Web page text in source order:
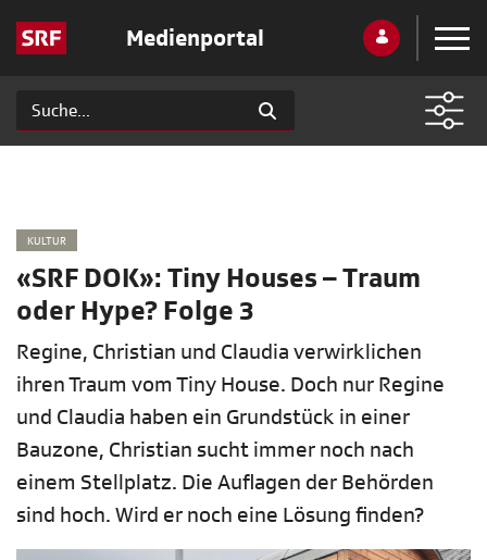
Medienportal
KULTUR
«SRF DOK»: Tiny Houses – Traum
oder Hype? Folge 3
Regine, Christian und Claudia verwirklichen
ihren Traum vom Tiny House. Doch nur Regine
und Claudia haben ein Grundstück in einer
Bauzone, Christian sucht immer noch nach
einem Stellplatz. Die Auflagen der Behörden
sind hoch. Wird er noch eine Lösung finden?